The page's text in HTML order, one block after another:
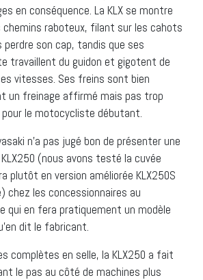
en conséquence. La KLX se montre
raboteux, filant sur les cahots
perdre son cap, tandis que ses
travaillent du guidon et gigotent de
vitesses. Ses freins sont bien
un freinage affirmé mais pas trop
le motocycliste débutant.
n’a pas jugé bon de présenter une
(nous avons testé la cuvée
plutôt en version améliorée KLX250S
chez les concessionnaires au
qui en fera pratiquement un modèle
dit le fabricant.
complètes en selle, la KLX250 a fait
le pas au côté de machines plus